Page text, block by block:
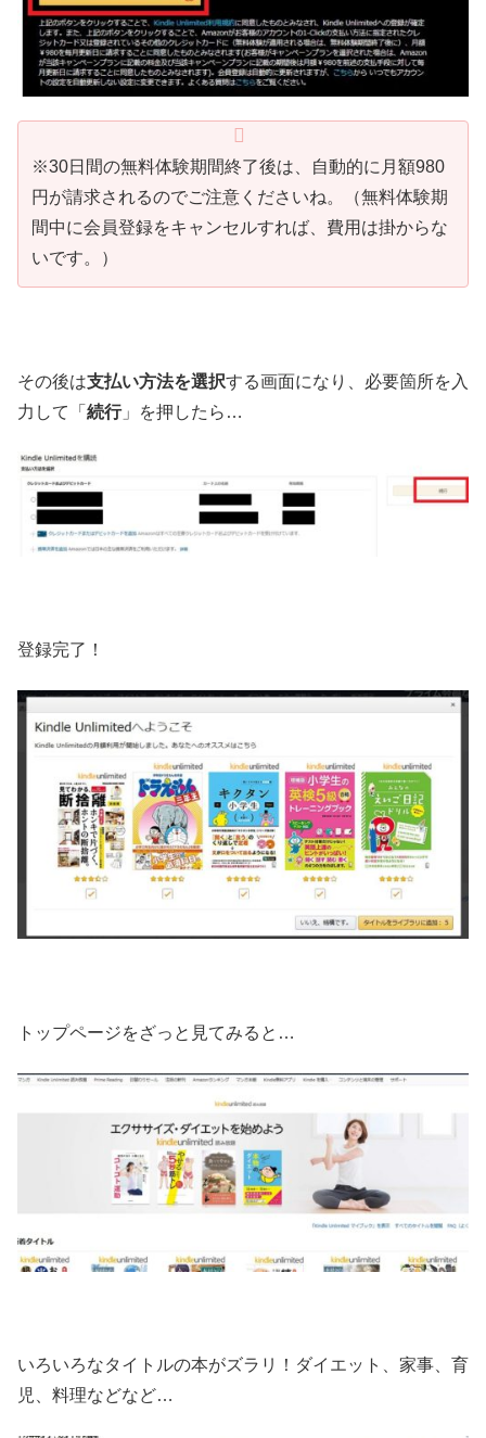
※30日間の無料体験期間終了後は、自動的に月額980
円が請求されるのでご注意くださいね。（無料体験期
間中に会員登録をキャンセルすれば、費用は掛からな
いです。）
その後は支払い方法を選択する画面になり、必要箇所を入
力して「 続行」を押したら…
登録完了！
トップページをざっと見てみると…
いろいろなタイトルの本がズラリ！ダイエット、家事、育
児、料理などなど…